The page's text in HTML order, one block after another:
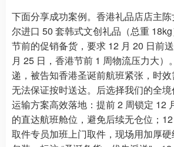
下面分享成功案例。香港礼品店店主
尔进口 50 套韩式文创礼品（总重
节前的促销备货，要求 12 月 20 日前
月 25 日，香港节前 1 周物流压力大）
递，被告知香港圣诞前航班紧张，时效
无法保证按时送达。后选择我们的全
运输方案高效落地：提前 2 周锁定 12
的直达航班舱位，避免后续无仓位；
取件专员加班上门取件，现场用加厚